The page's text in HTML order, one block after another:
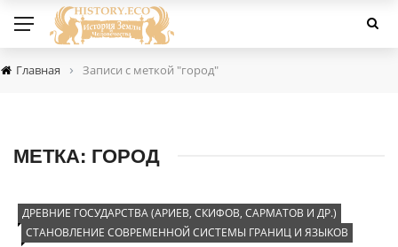
Главная › Записи с меткой "город"
МЕТКА: ГОРОД
ДРЕВНИЕ ГОСУДАРСТВА (АРИЕВ, СКИФОВ, САРМАТОВ И ДР.)
СТАНОВЛЕНИЕ СОВРЕМЕННОЙ СИСТЕМЫ ГРАНИЦ И ЯЗЫКОВ